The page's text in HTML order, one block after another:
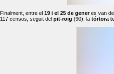
Finalment, entre el 19 i el 25 de generes van
117 censos, seguit del pit-roig (90), la tórtora